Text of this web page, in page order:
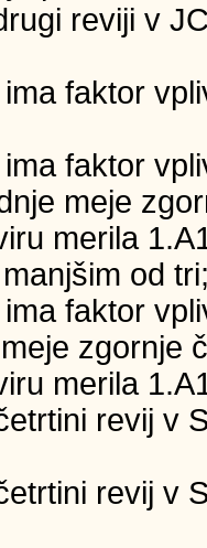
reviji v
faktor
faktor
meje
merila
od
faktor
zgornje
merila
revij v
revij v